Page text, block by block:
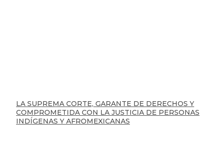
LA SUPREMA CORTE, GARANTE DE DERECHOS Y
COMPROMETIDA CON LA JUSTICIA DE PERSONAS
INDÍGENAS Y AFROMEXICANAS